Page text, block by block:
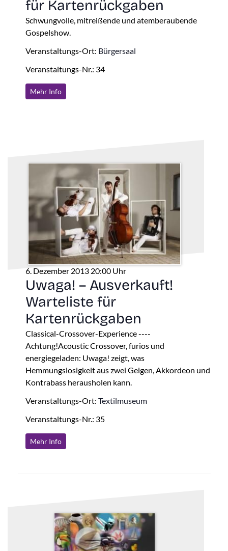
für Kartenrückgaben
Schwungvolle, mitreißende und atemberaubende
Gospelshow.
Veranstaltungs-Ort: Bürgersaal
Veranstaltungs-Nr.: 34
Mehr Info
6. Dezember 2013 20:00 Uhr
Uwaga! – Ausverkauft!
Warteliste für
Kartenrückgaben
Classical-Crossover-Experience ----
Achtung!Acoustic Crossover, furios und
energiegeladen: Uwaga! zeigt, was
Hemmungslosigkeit aus zwei Geigen, Akkordeon und
Kontrabass herausholen kann.
Veranstaltungs-Ort: Textilmuseum
Veranstaltungs-Nr.: 35
Mehr Info